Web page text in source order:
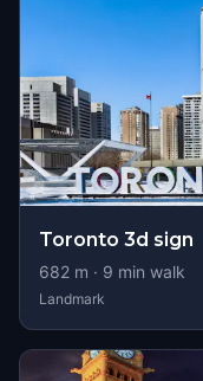
Toronto 3d sign
682 m · 9 min walk
Landmark